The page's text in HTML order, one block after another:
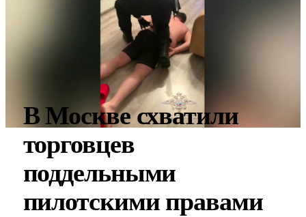
В Москве схватили
торговцев
поддельными
пилотскими правами